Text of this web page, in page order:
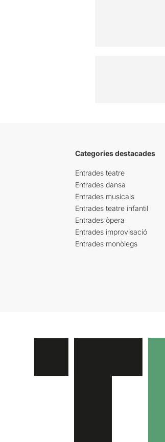
Categories destacades
Entrades teatre
Entrades dansa
Entrades musicals
Entrades teatre infantil
Entrades òpera
Entrades improvisació
Entrades monòlegs